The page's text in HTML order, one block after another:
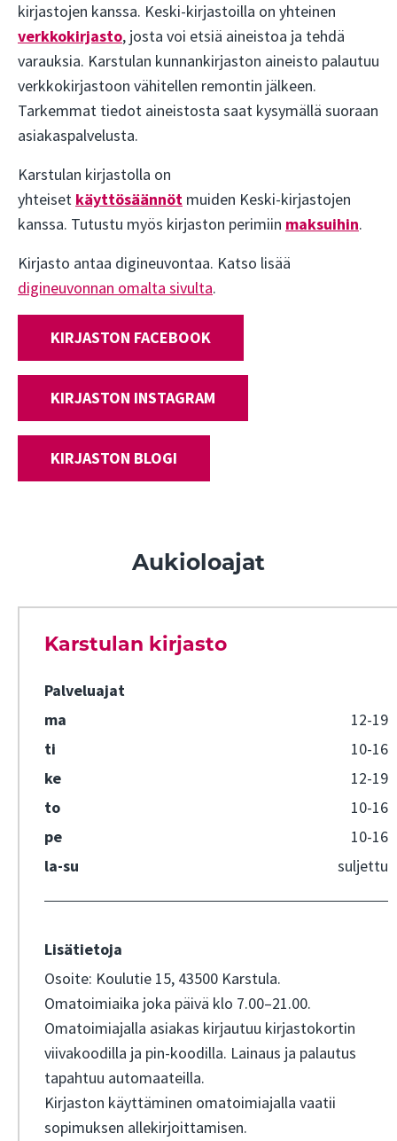
kirjastojen kanssa. Keski-kirjastoilla on yhteinen
verkkokirjasto, josta voi etsiä aineistoa ja tehdä
varauksia. Karstulan kunnankirjaston aineisto palautuu
verkkokirjastoon vähitellen remontin jälkeen.
Tarkemmat tiedot aineistosta saat kysymällä suoraan
asiakaspalvelusta.
Karstulan kirjastolla on
yhteiset käyttösäännöt muiden Keski-kirjastojen
kanssa. Tutustu myös kirjaston perimiin maksuihin.
Kirjasto antaa digineuvontaa. Katso lisää
digineuvonnan omalta sivulta.
KIRJASTON FACEBOOK
KIRJASTON INSTAGRAM
KIRJASTON BLOGI
Aukioloajat
Karstulan kirjasto
Palveluajat
ma
12-19
ti
10-16
ke
12-19
to
10-16
pe
10-16
la-su
suljettu
Lisätietoja
Osoite: Koulutie 15, 43500 Karstula.
Omatoimiaika joka päivä klo 7.00–21.00.
Omatoimiajalla asiakas kirjautuu kirjastokortin
viivakoodilla ja pin-koodilla. Lainaus ja palautus
tapahtuu automaateilla.
Kirjaston käyttäminen omatoimiajalla vaatii
sopimuksen allekirjoittamisen.